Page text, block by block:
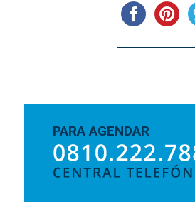
PARA AGENDAR